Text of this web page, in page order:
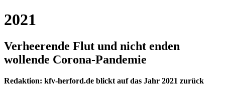
2021
Verheerende Flut und nicht enden
wollende Corona-Pandemie
Redaktion: kfv-herford.de blickt auf das Jahr 2021 zurück